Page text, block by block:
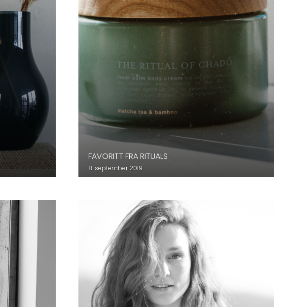
FAVORITT FRA RITUALS
8. september 2019